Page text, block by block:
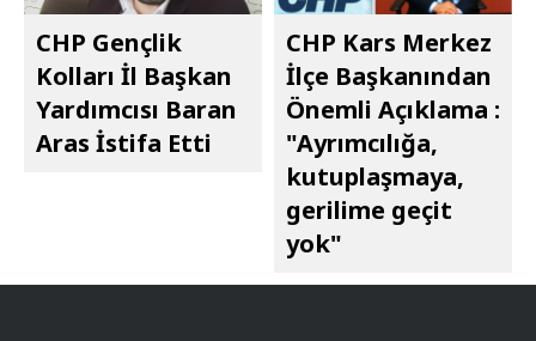
CHP Gençlik
Kolları İl Başkan
Yardımcısı Baran
Aras İstifa Etti
CHP Kars Merkez
İlçe Başkanından
Önemli Açıklama :
"Ayrımcılığa,
kutuplaşmaya,
gerilime geçit
yok"